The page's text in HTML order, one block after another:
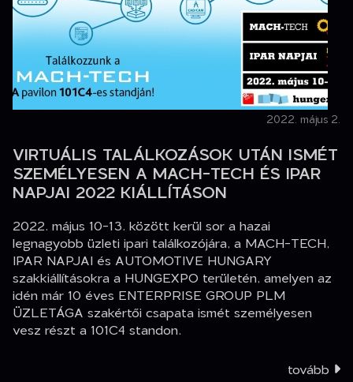
2022. május 2.
VIRTUÁLIS TALÁLKOZÁSOK UTÁN ISMÉT
SZEMÉLYESEN A MACH-TECH ÉS IPAR
NAPJAI 2022 KIÁLLÍTÁSON
2022. május 10-13. között kerül sor a hazai
legnagyobb üzleti ipari találkozójára, a MACH-TECH,
IPAR NAPJAI és AUTOMOTIVE HUNGARY
szakkiállításokra a HUNGEXPO területén, amelyen az
idén már 10 éves ENTERPRISE GROUP PLM
ÜZLETÁGA szakértői csapata ismét személyesen
vesz részt a 101C4 standon.
tovább